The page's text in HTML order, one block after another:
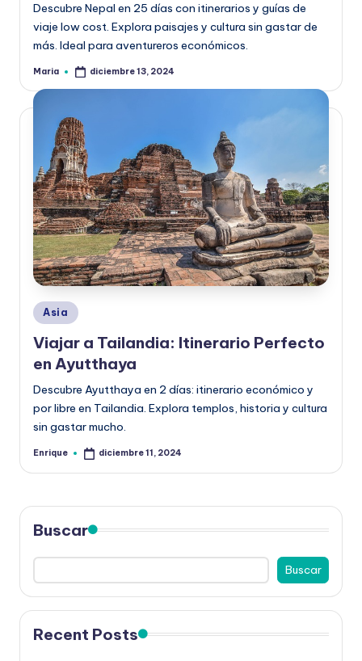
Descubre Nepal en 25 días con itinerarios y guías de
viaje low cost. Explora paisajes y cultura sin gastar de
más. Ideal para aventureros económicos.
Publicado
Maria diciembre 13, 2024
Publicado
en
Asia
Viajar a Tailandia: Itinerario Perfecto
en Ayutthaya
Descubre Ayutthaya en 2 días: itinerario económico y
por libre en Tailandia. Explora templos, historia y cultura
sin gastar mucho.
Publicado
Enrique diciembre 11, 2024
Buscar
Buscar
Recent Posts